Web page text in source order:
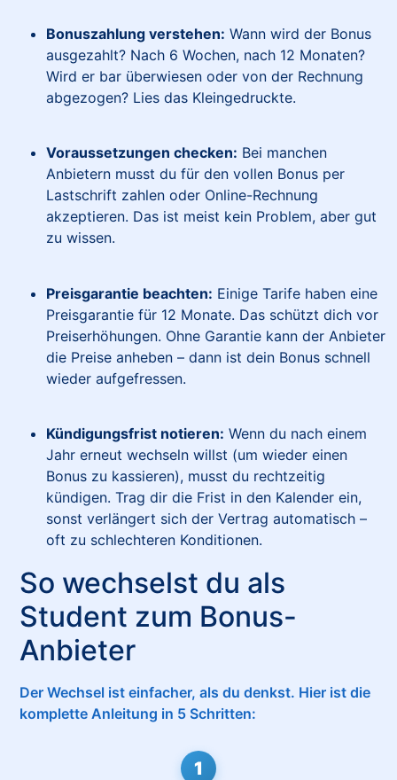
Bonuszahlung verstehen: Wann wird der Bonus
ausgezahlt? Nach 6 Wochen, nach 12 Monaten?
Wird er bar überwiesen oder von der Rechnung
abgezogen? Lies das Kleingedruckte.
Voraussetzungen checken: Bei manchen
Anbietern musst du für den vollen Bonus per
Lastschrift zahlen oder Online-Rechnung
akzeptieren. Das ist meist kein Problem, aber gut
zu wissen.
Preisgarantie beachten: Einige Tarife haben eine
Preisgarantie für 12 Monate. Das schützt dich vor
Preiserhöhungen. Ohne Garantie kann der Anbieter
die Preise anheben – dann ist dein Bonus schnell
wieder aufgefressen.
Kündigungsfrist notieren: Wenn du nach einem
Jahr erneut wechseln willst (um wieder einen
Bonus zu kassieren), musst du rechtzeitig
kündigen. Trag dir die Frist in den Kalender ein,
sonst verlängert sich der Vertrag automatisch –
oft zu schlechteren Konditionen.
So wechselst du als
Student zum Bonus-
Anbieter
Der Wechsel ist einfacher, als du denkst. Hier ist die
komplette Anleitung in 5 Schritten:
1